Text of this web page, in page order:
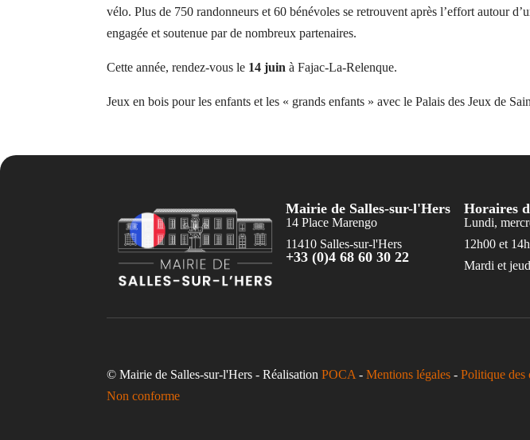
vélo. Plus de 750 randonneurs et 60 bénévoles se retrouvent après l’effort autour
engagée et soutenue par de nombreux partenaires.
Cette année, rendez-vous le 14 juin à Fajac-La-Relenque.
Jeux en bois pour les enfants et les « grands enfants » avec le Palais des Jeux de
Mairie de Salles-sur-l'Hers
14 Place Marengo
11410 Salles-sur-l'Hers
+33 (0)4 68 60 30 22
Horaires
Lundi,
12h00 et
Mardi et
© Mairie de Salles-sur-l'Hers - RéalisationPOCA -Mentions légales -Politique des
Non conforme